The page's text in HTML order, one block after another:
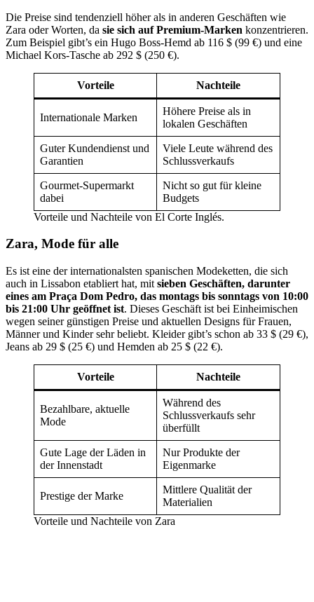
Die Preise sind tendenziell höher als in anderen Geschäften wie
Zara oder Worten, da sie sich auf Premium-Marken konzentrieren.
Zum Beispiel gibt’s ein Hugo Boss-Hemd ab 116 $ (99 €) und eine
Michael Kors-Tasche ab 292 $ (250 €).
Vorteile Nachteile
Internationale Marken
Höhere Preise als in
lokalen Geschäften
Guter Kundendienst und
Garantien
Viele Leute während des
Schlussverkaufs
Gourmet-Supermarkt
dabei
Nicht so gut für kleine
Budgets
Vorteile und Nachteile von El Corte Inglés.
Zara, Mode für alle
Es ist eine der internationalsten spanischen Modeketten, die sich
auch in Lissabon etabliert hat, mit sieben Geschäften, darunter
eines am Praça Dom Pedro, das montags bis sonntags von 10:00
bis 21:00 Uhr geöffnet ist. Dieses Geschäft ist bei Einheimischen
wegen seiner günstigen Preise und aktuellen Designs für Frauen,
Männer und Kinder sehr beliebt. Kleider gibt’s schon ab 33 $ (29 €),
Jeans ab 29 $ (25 €) und Hemden ab 25 $ (22 €).
Vorteile Nachteile
Bezahlbare, aktuelle
Mode
Während des
Schlussverkaufs sehr
überfüllt
Gute Lage der Läden in
der Innenstadt
Nur Produkte der
Eigenmarke
Prestige der Marke
Mittlere Qualität der
Materialien
Vorteile und Nachteile von Zara